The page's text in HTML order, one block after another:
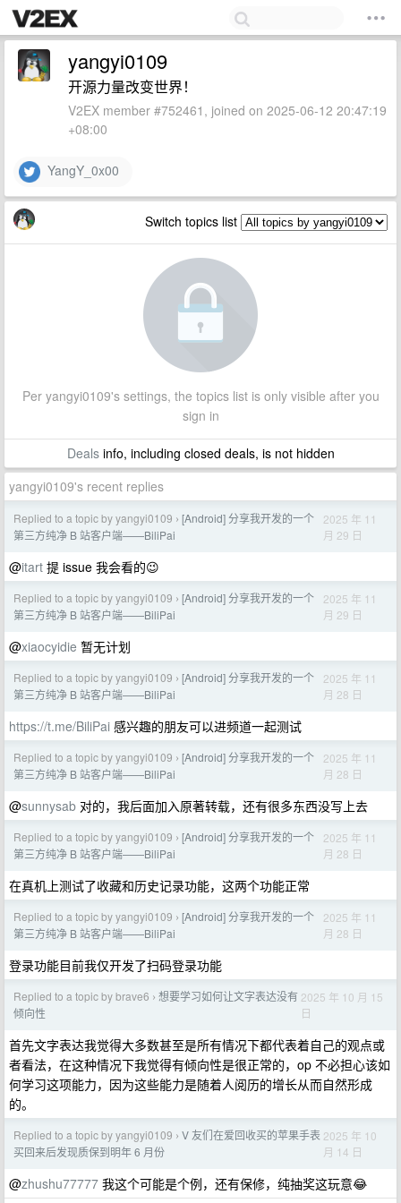
yangyi0109
开源力量改变世界！
V2EX member #752461, joined on 2025-06-12 20:47:19
+08:00
YangY_0x00
Switch topics list
Per yangyi0109's settings, the topics list is only visible after you
sign in
Dealsinfo, including closed deals, is not hidden
yangyi0109's recent replies
Replied to a topic by yangyi0109 › [Android] 分享我开发的一个
第三方纯净 B 站客户端——BiliPai
2025 年 11
月 29 日
@itart 提 issue 我会看的😉
Replied to a topic by yangyi0109 › [Android] 分享我开发的一个
第三方纯净 B 站客户端——BiliPai
2025 年 11
月 29 日
@xiaocyidie 暂无计划
Replied to a topic by yangyi0109 › [Android] 分享我开发的一个
第三方纯净 B 站客户端——BiliPai
2025 年 11
月 28 日
https://t.me/BiliPai 感兴趣的朋友可以进频道一起测试
Replied to a topic by yangyi0109 › [Android] 分享我开发的一个
第三方纯净 B 站客户端——BiliPai
2025 年 11
月 28 日
@sunnysab 对的，我后面加入原著转载，还有很多东西没写上去
Replied to a topic by yangyi0109 › [Android] 分享我开发的一个
第三方纯净 B 站客户端——BiliPai
2025 年 11
月 28 日
在真机上测试了收藏和历史记录功能，这两个功能正常
Replied to a topic by yangyi0109 › [Android] 分享我开发的一个
第三方纯净 B 站客户端——BiliPai
2025 年 11
月 28 日
登录功能目前我仅开发了扫码登录功能
Replied to a topic by brave6 › 想要学习如何让文字表达没有
倾向性
2025 年 10 月 15
日
首先文字表达我觉得大多数甚至是所有情况下都代表着自己的观点或
者看法，在这种情况下我觉得有倾向性是很正常的，op 不必担心该如
何学习这项能力，因为这些能力是随着人阅历的增长从而自然形成
的。
Replied to a topic by yangyi0109 › V 友们在爱回收买的苹果手表
买回来后发现质保到明年 6 月份
2025 年 10
月 14 日
@zhushu77777 我这个可能是个例，还有保修，纯抽奖这玩意😂